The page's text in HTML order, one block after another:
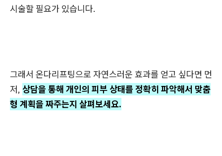
시술할 필요가 있습니다.
그래서 온다리프팅으로 자연스러운 효과를 얻고 싶다면 먼
저, 상담을 통해 개인의 피부 상태를 정확히 파악해서 맞춤
형 계획을 짜주는지 살펴보세요.